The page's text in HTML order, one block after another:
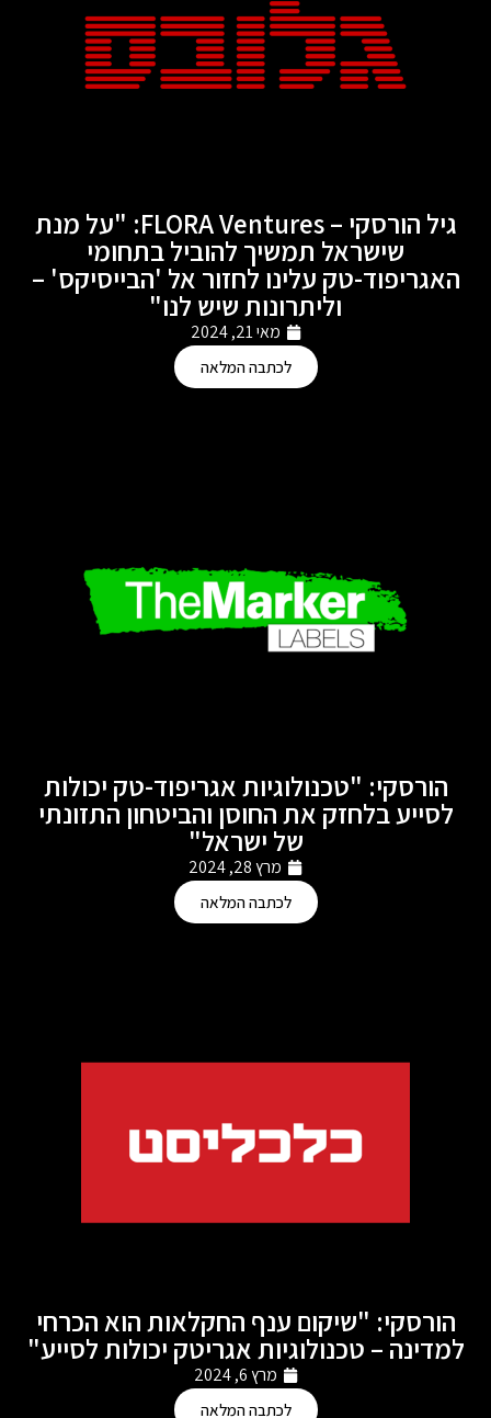
גיל הורסקי – FLORA Ventures: "על מנת
שישראל תמשיך להוביל בתחומי
האגריפוד-טק עלינו לחזור אל 'הבייסיקס' –
וליתרונות שיש לנו"
מאי 21, 2024
לכתבה המלאה
הורסקי: "טכנולוגיות אגריפוד-טק יכולות
לסייע בלחזק את החוסן והביטחון התזונתי
של ישראל"
מרץ 28, 2024
לכתבה המלאה
הורסקי: "שיקום ענף החקלאות הוא הכרחי
למדינה – טכנולוגיות אגריטק יכולות לסייע"
מרץ 6, 2024
לכתבה המלאה